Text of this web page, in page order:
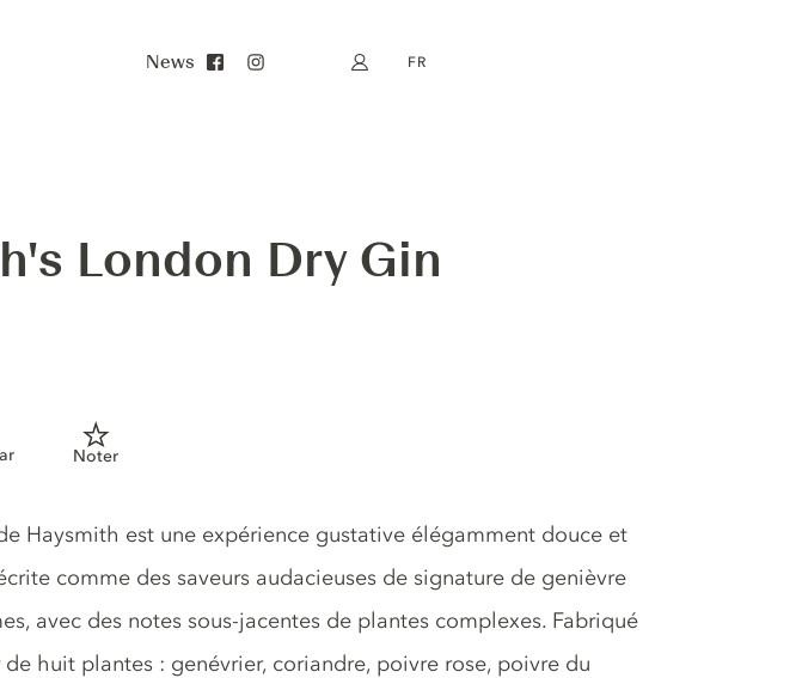
News Mon compte
FR
London Dry Gin
Noter
Haysmith est une expérience gustative élégamment douce et
comme des saveurs audacieuses de signature de genièvre
avec des notes sous-jacentes de plantes complexes. Fabriqué
huit plantes : genévrier, coriandre, poivre rose, poivre du